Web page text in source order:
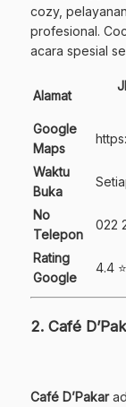
cozy,
profesional.
acara spesial
Alamat
Google
Maps
Waktu
Buka
No
Telepon
022
Rating
Google
4.4
2. Café
Café D’Pakar